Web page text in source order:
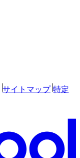
サイトマップ 特定